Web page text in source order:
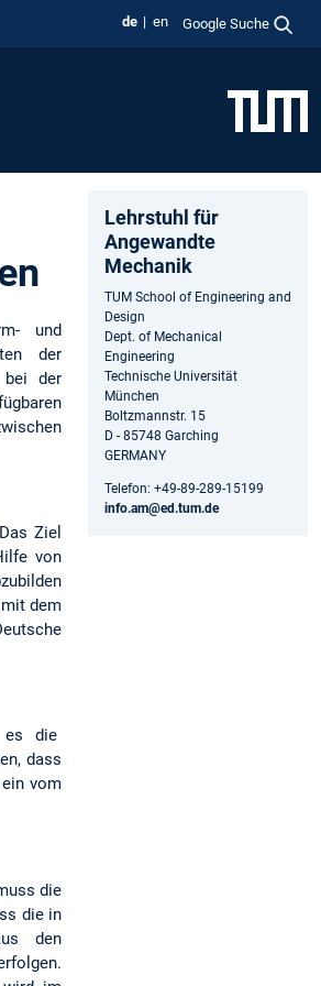
de en Google Suche
und
der
bei der
Ziel
von
dem
es die
dass
vom
die
die in
den
Lehrstuhl für
Angewandte
Mechanik
TUM School of Engineering and
Design
Dept. of Mechanical
Engineering
Technische Universität
München
Boltzmannstr. 15
D - 85748 Garching
GERMANY
Telefon: +49-89-289-15199
info.am@ed.tum.de